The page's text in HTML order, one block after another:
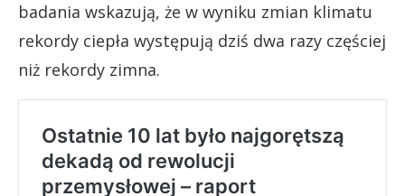
badania wskazują, że w wyniku zmian klimatu
rekordy ciepła występują dziś dwa razy częściej
niż rekordy zimna.